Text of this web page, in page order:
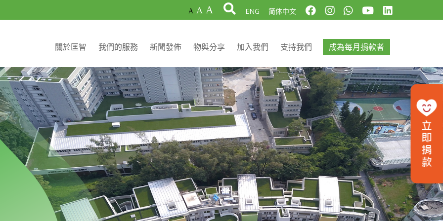
A A A ENG 简体中文
關於匡智 我們的服務 新聞發佈 物與分享 加入我們 支持我們 成為每月捐款者